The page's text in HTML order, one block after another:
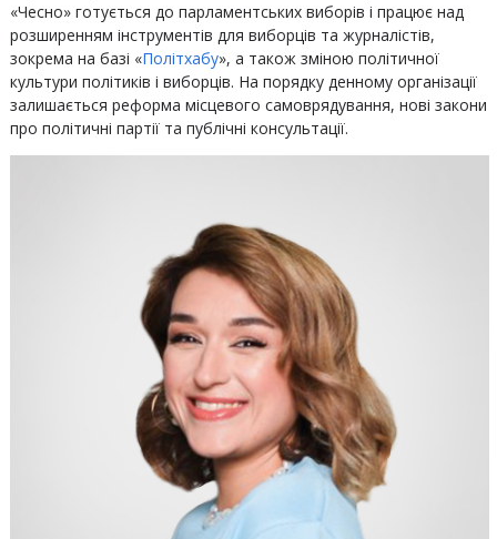
«Чесно» готується до парламентських виборів і працює над
розширенням інструментів для виборців та журналістів,
зокрема на базі «Політхабу», а також зміною політичної
культури політиків і виборців. На порядку денному організації
залишається реформа місцевого самоврядування, нові закони
про політичні партії та публічні консультації.